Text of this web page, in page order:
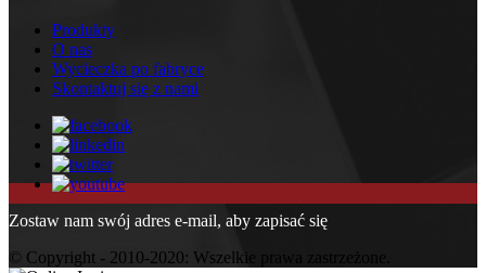
Produkty
O nas
Wycieczka po fabryce
Skontaktuj się z nami
Zostaw nam swój adres e-mail, aby zapisać się
© Copyright - 2010-2020: Wszelkie prawa zastrzeżone.